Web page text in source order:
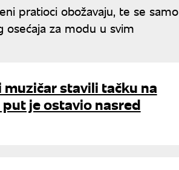
pratioci obožavaju, te se samo
osećaja za modu u svim
stavili tačku na
je ostavio nasred